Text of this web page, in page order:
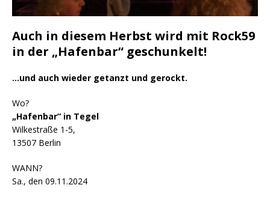
Auch in diesem Herbst wird mit Rock59
in der „Hafenbar“ geschunkelt!
…und auch wieder getanzt und gerockt.
Wo?
„Hafenbar“ in Tegel
Wilkestraße 1-5,
13507 Berlin
WANN?
Sa., den 09.11.2024